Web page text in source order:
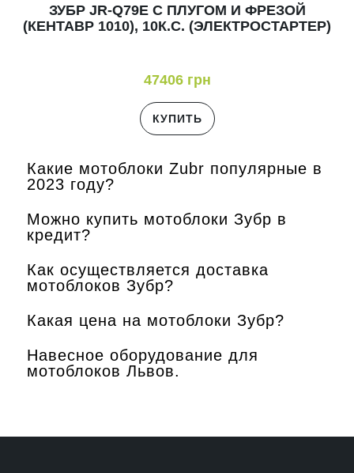
ЗУБР JR-Q79E С ПЛУГОМ И ФРЕЗОЙ
(КЕНТАВР 1010), 10К.С. (ЭЛЕКТРОСТАРТЕР)
47406 грн
КУПИТЬ
Какие мотоблоки Zubr популярные в
2023 году?
Можно купить мотоблоки Зубр в
кредит?
Как осуществляется доставка
мотоблоков Зубр?
Какая цена на мотоблоки Зубр?
Навесное оборудование для
мотоблоков Львов.